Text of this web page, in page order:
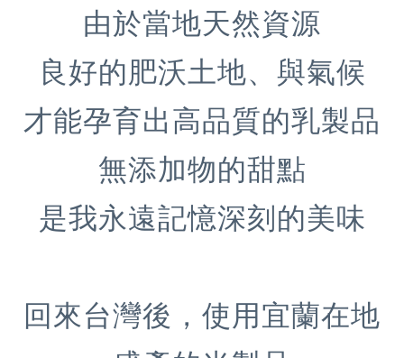
由於當地天然資源
良好的肥沃土地、與氣候
才能孕育出高品質的乳製品
無添加物的甜點
是我永遠記憶深刻的美味
回來台灣後，使用宜蘭在地